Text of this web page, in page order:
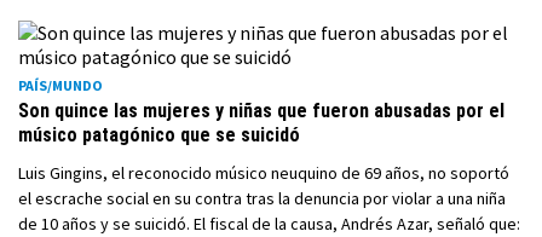
PAÍS/MUNDO
Son quince las mujeres y niñas que fueron abusadas por el
músico patagónico que se suicidó
Luis Gingins, el reconocido músico neuquino de 69 años, no soportó
el escrache social en su contra tras la denuncia por violar a una niña
de 10 años y se suicidó. El fiscal de la causa, Andrés Azar, señaló que: